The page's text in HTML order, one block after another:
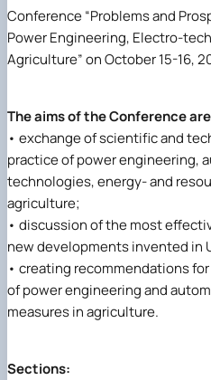
Іноземні
Їдальні та
Центр
Інклюзивне
Рада
Наукові
Стартап
Методичні
Форми
Патентно-
ЦКНО
садово-
медицина»
Обладнання
Біоетична комісія
Наукові видання
Досліднику
Звіт про
Пам'ятка
заходів
Порядок
проведення
Монографії
Наука для бізнесу
Каталог
Наглядова
Рада
2020»
Історія
Видатні
Звіт ректора
Пам'яті
Пресслужба
Вибори
Програма
ініціатива –
Доступ до
Державні закупівлі
Офіційна символіка
Антикорупційні
виявлення
Положення
Методичні
Контактна
Conference “Problems and
Power Engineering, Electro-
Agriculture” on October 15-16,
The aims of the Conference
• exchange of scientific and
practice of power engineering,
technologies, energy- and
agriculture;
• discussion of the most
new developments invented in
• creating recommendations
of power engineering and
measures in agriculture.
Sections: